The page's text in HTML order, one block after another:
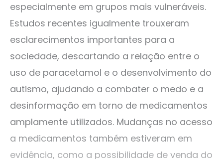
especialmente em grupos mais vulneráveis.
Estudos recentes igualmente trouxeram
esclarecimentos importantes para a
sociedade, descartando a relação entre o
uso de paracetamol e o desenvolvimento do
autismo, ajudando a combater o medo e a
desinformação em torno de medicamentos
amplamente utilizados. Mudanças no acesso
a medicamentos também estiveram em
evidência, como a possibilidade de venda do